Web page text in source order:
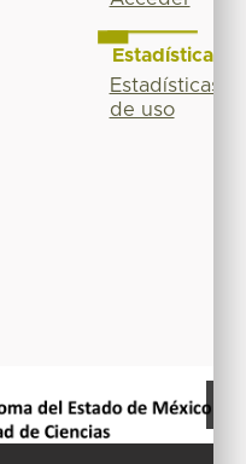
Estadísticas
Estadísticas
de uso